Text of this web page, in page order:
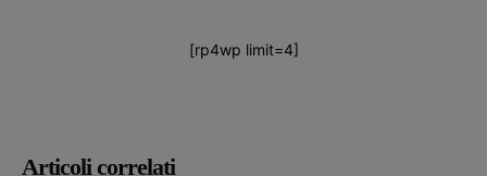
Articoli correlati
[rp4wp limit=4]